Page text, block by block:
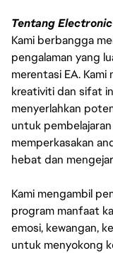
Tentang
Kami berbangga
pengalaman yang
merentasi EA.
kreativiti dan sifat
menyerlahkan
untuk
memperkasakan
hebat dan
Kami mengambil
program manfaat
emosi, kewangan,
untuk menyokong